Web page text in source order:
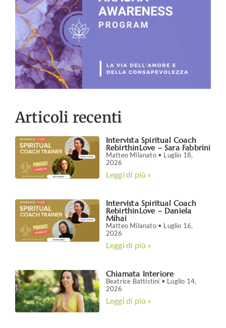
Articoli recenti
Intervista Spiritual Coach
RebirthinLove – Sara Fabbrini
Matteo Milanato
Luglio 18,
2026
Leggi di più »
Intervista Spiritual Coach
RebirthinLove – Daniela
Mihai
Matteo Milanato
Luglio 16,
2026
Leggi di più »
Chiamata Interiore
Beatrice Battistini
Luglio 14,
2026
Leggi di più »